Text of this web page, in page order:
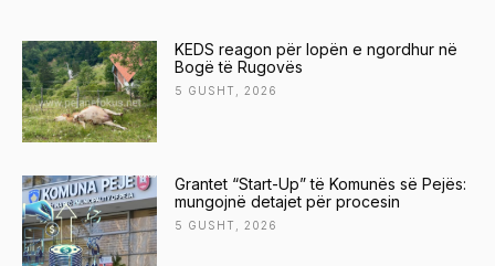
KEDS reagon për lopën e ngordhur në
Bogë të Rugovës
5 GUSHT, 2026
Grantet “Start-Up” të Komunës së Pejës:
mungojnë detajet për procesin
5 GUSHT, 2026